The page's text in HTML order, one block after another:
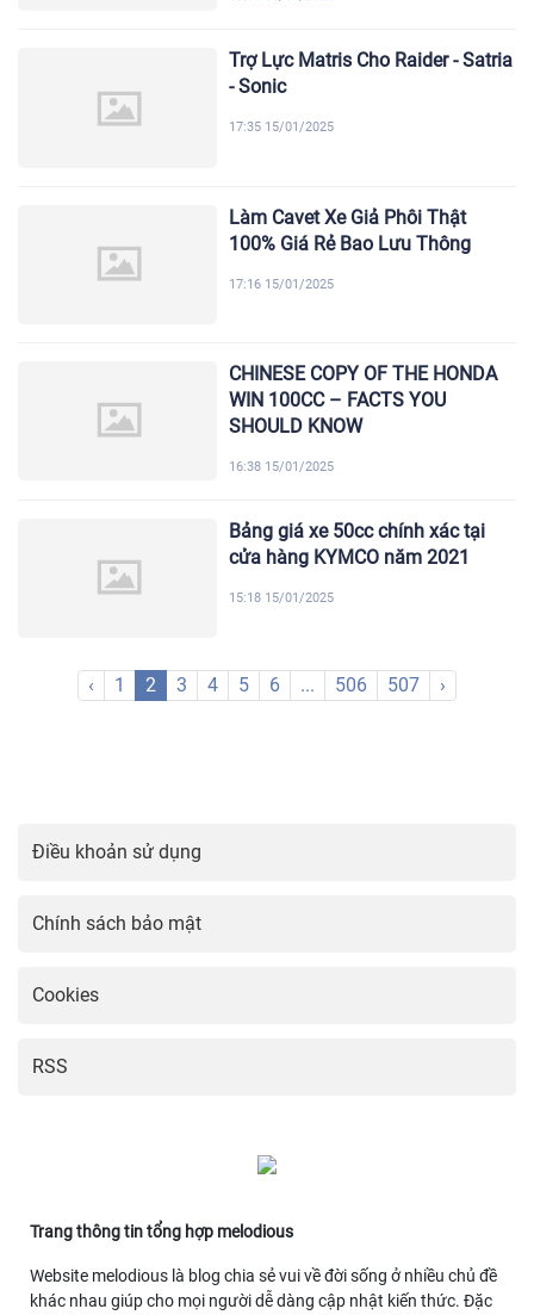
Trợ Lực Matris Cho Raider - Satria
- Sonic
17:35 15/01/2025
Làm Cavet Xe Giả Phôi Thật
100% Giá Rẻ Bao Lưu Thông
17:16 15/01/2025
CHINESE COPY OF THE HONDA
WIN 100CC – FACTS YOU
SHOULD KNOW
16:38 15/01/2025
Bảng giá xe 50cc chính xác tại
cửa hàng KYMCO năm 2021
15:18 15/01/2025
‹ 1 2 3 4 5 6 ... 506 507 ›
Điều khoản sử dụng
Chính sách bảo mật
Cookies
RSS
Trang thông tin tổng hợp melodious
Website melodious là blog chia sẻ vui về đời sống ở nhiều chủ đề
khác nhau giúp cho mọi người dễ dàng cập nhật kiến thức. Đặc